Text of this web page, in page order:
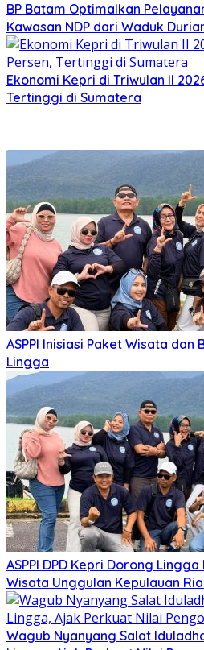
BP Batam Optimalkan
Kawasan NDP dari Waduk
Ekonomi Kepri di Triwulan II
Tertinggi di Sumatera
ASPPI Inisiasi Paket Wisata
Lingga
ASPPI DPD Kepri Dorong
Wisata Unggulan Kepulauan
Wagub Nyanyang Salat